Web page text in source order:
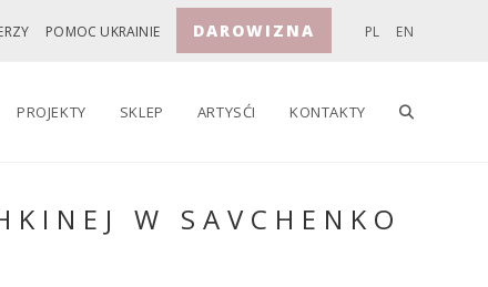
POMOC UKRAINIE DAROWIZNA PL EN
PROJEKTY SKLEP ARTYSĆI KONTAKTY TOGGLE
W SAVCHENKO